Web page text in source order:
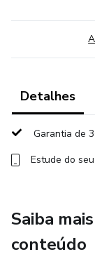
Detalhes
Garantia de
Estude do
Saiba
conteúdo